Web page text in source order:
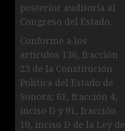
posterior auditoría al
Congreso del Estado.
Conforme a los
artículos 136, fracción
23 de la Constitución
Política del Estado de
Sonora; 61, fracción 4,
inciso D y 91, fracción
10, inciso D de la Ley de